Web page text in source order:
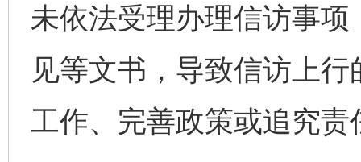
未依法受理办理信访事
见等文书，导致信访上
工作、完善政策或追究责